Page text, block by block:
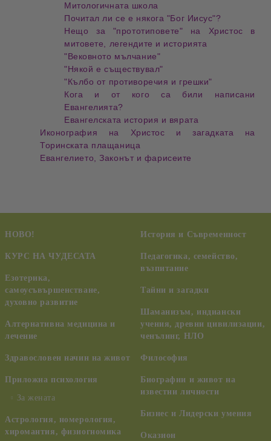
Митологичната школа
Почитал ли се е някога "Бог Иисус"?
Нещо за "прототиповете" на Христос в
митовете, легендите и историята
"Вековното мълчание"
"Някой е съществувал"
"Кълбо от противоречия и грешки"
Кога и от кого са били написани
Евангелията?
Евангелската история и вярата
Иконография на Христос и загадката на
Торинската плащаница
Евангелието, Законът и фарисеите
НОВО!
КУРС НА ЧУДЕСАТА
Езотерика,
самоусъвършенстване,
духовно развитие
Алтернативна медицина и
лечение
Здравословен начин на живот
Приложна психология
За жената
Астрология, номерология,
хиромантия, физиогномика
История и Съвременност
Педагогика, семейство,
възпитание
Тайни и загадки
Шаманизъм, индиански
учения, древни цивилизации,
ченълинг, НЛО
Философия
Биографии и живот на
известни личности
Бизнес и Лидерски умения
Оказион